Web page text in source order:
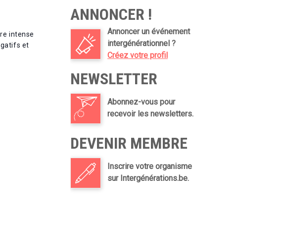
intense
et
ANNONCER !
Annoncer un événement
intergénérationnel ?
Créez votre profil
NEWSLETTER
Abonnez-vous pour
recevoir les newsletters.
DEVENIR MEMBRE
Inscrire votre organisme
sur Intergénérations.be.